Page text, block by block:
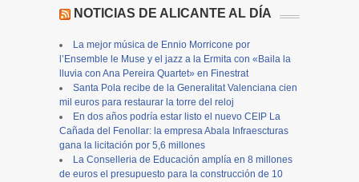
NOTICIAS DE ALICANTE AL DÍA
La mejor música de Ennio Morricone por
l’Ensemble le Muse y el jazz a la Ermita con «Baila la
lluvia con Ana Pereira Quartet» en Finestrat
Santa Pola recibe de la Generalitat Valenciana cien
mil euros para restaurar la torre del reloj
En dos años podría estar listo el nuevo CEIP La
Cañada del Fenollar: la empresa Abala Infraescturas
gana la licitación por 5,6 millones
La Conselleria de Educación amplía en 8 millones
de euros el presupuesto para la construcción de 10